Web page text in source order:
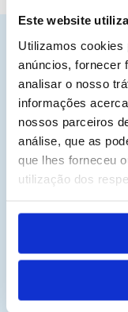
Este website
Utilizamos cookies
anúncios, fornecer
analisar o nosso
informações
nossos parceiros
análise, que as
que lhes forneceu
utilização dos
(+351) 915
Apresentação
Política de